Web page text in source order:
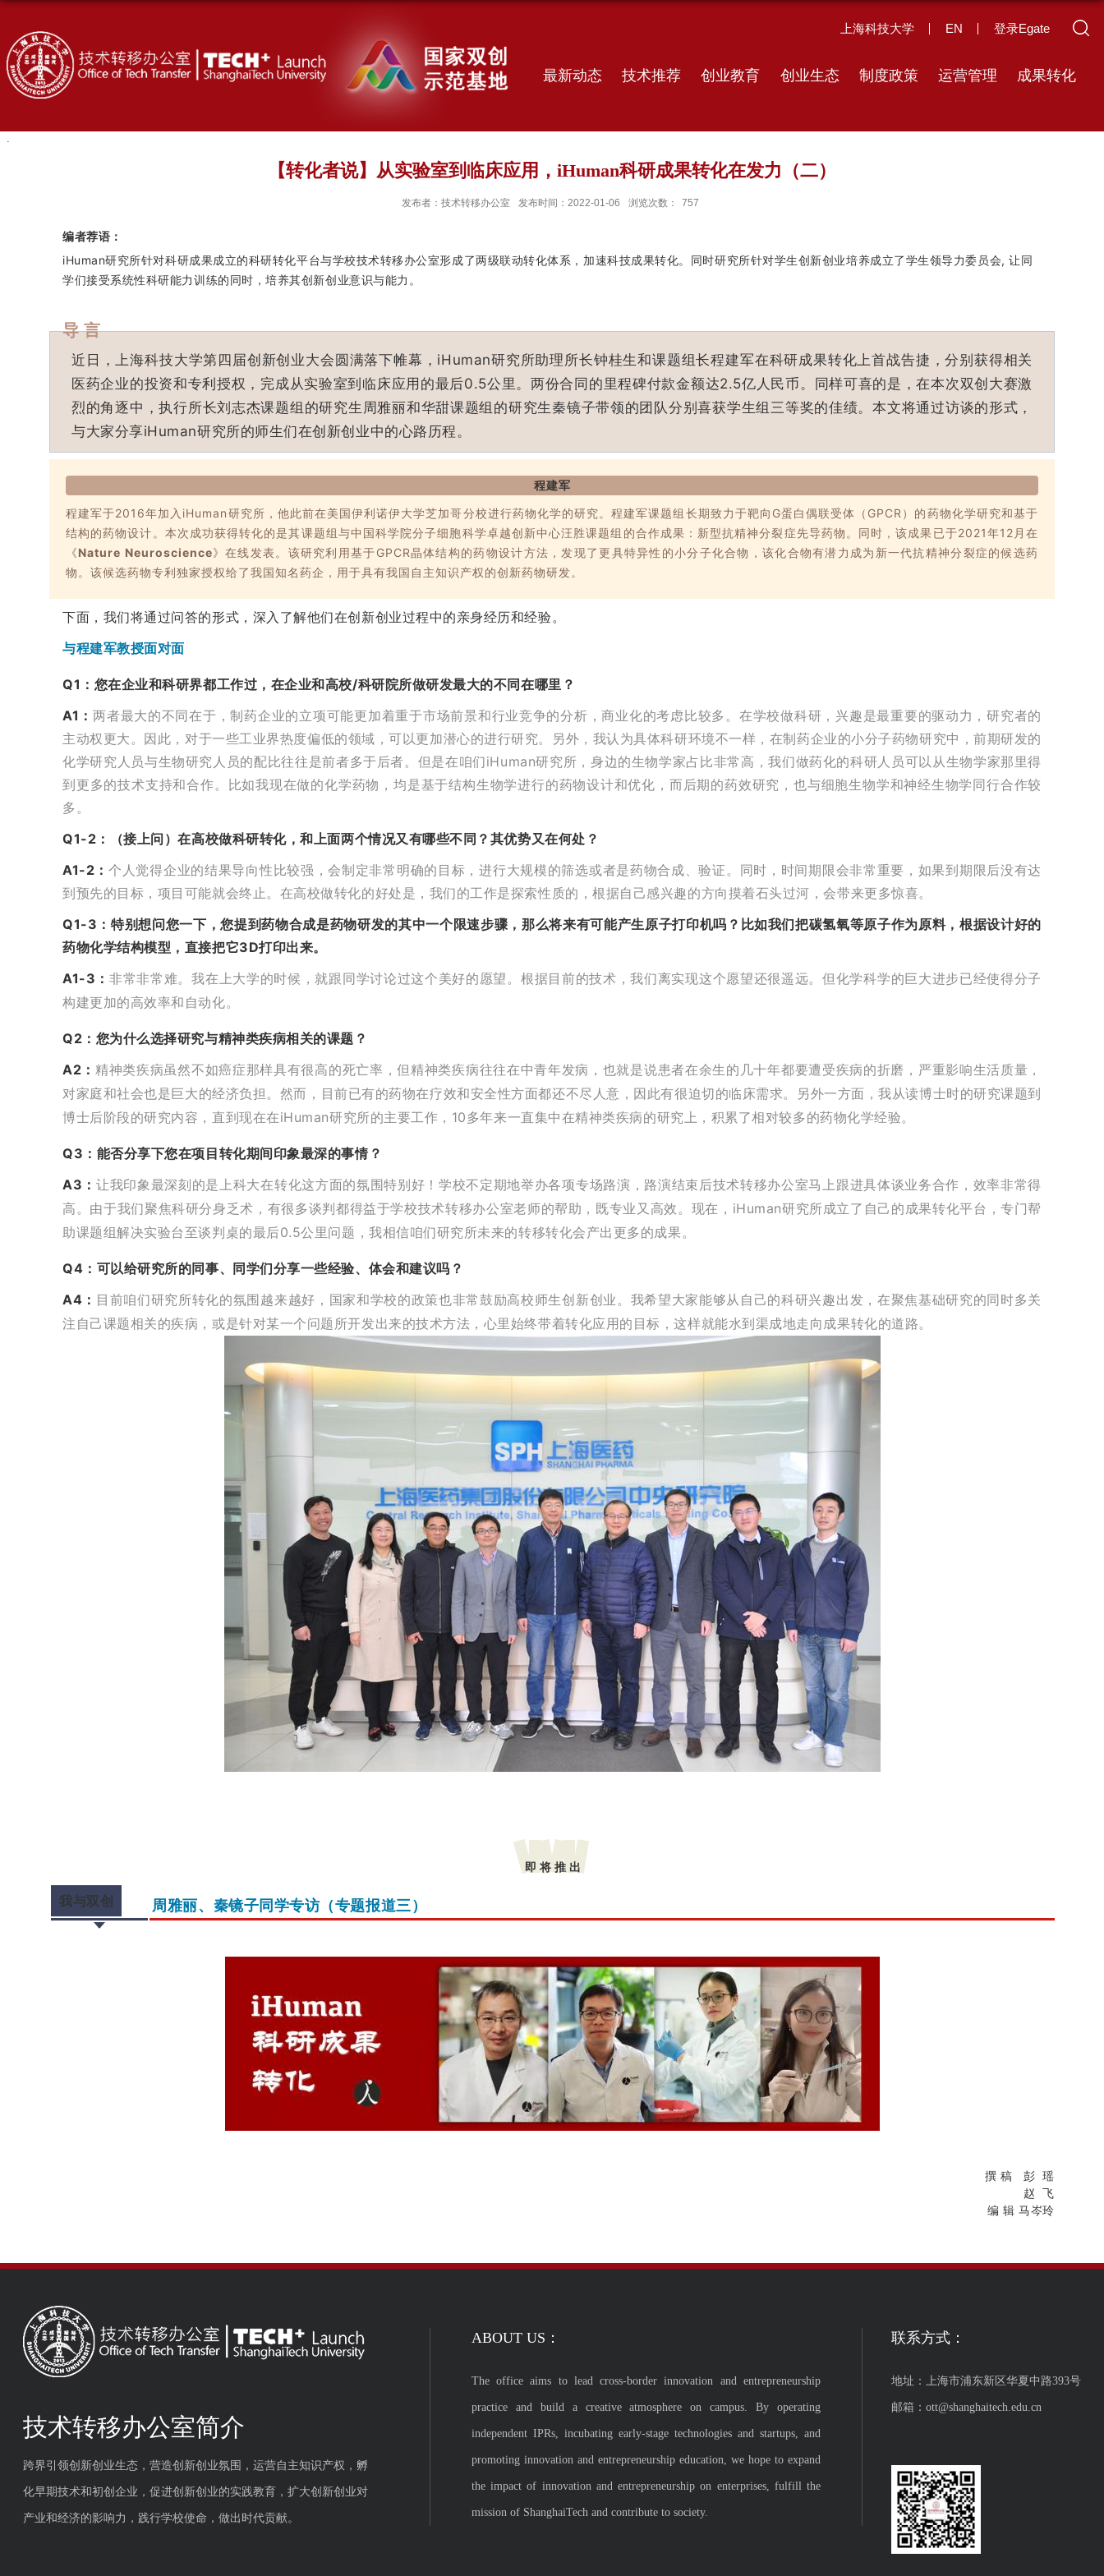
上海科技大学 EN 登录Egate
最新动态 技术推荐 创业教育 创业生态 制度政策 运营管理 成果转化
【转化者说】从实验室到临床应用，iHuman科研成果转化在发力（二）
发布者：技术转移办公室 发布时间：2022-01-06 浏览次数： 757
编者荐语：
iHuman研究所针对科研成果成立的科研转化平台与学校技术转移办公室形成了两级联动转化体系，加速科技成果转化。同时研究所针对学生创新创业培养成立了学生领导力委员会, 让同
学们接受系统性科研能力训练的同时，培养其创新创业意识与能力。
导 言
近日，上海科技大学第四届创新创业大会圆满落下帷幕，iHuman研究所助理所长钟桂生和课题组长程建军在科研成果转化上首战告捷，分别获得相关
医药企业的投资和专利授权，完成从实验室到临床应用的最后0.5公里。两份合同的里程碑付款金额达2.5亿人民币。同样可喜的是，在本次双创大赛激
烈的角逐中，执行所长刘志杰课题组的研究生周雅丽和华甜课题组的研究生秦镜子带领的团队分别喜获学生组三等奖的佳绩。本文将通过访谈的形式，
与大家分享iHuman研究所的师生们在创新创业中的心路历程。
程建军
程建军于2016年加入iHuman研究所，他此前在美国伊利诺伊大学芝加哥分校进行药物化学的研究。程建军课题组长期致力于靶向G蛋白偶联受体（GPCR）的药物化学研究和基于
结构的药物设计。本次成功获得转化的是其课题组与中国科学院分子细胞科学卓越创新中心汪胜课题组的合作成果：新型抗精神分裂症先导药物。同时，该成果已于2021年12月在
《Nature Neuroscience》在线发表。该研究利用基于GPCR晶体结构的药物设计方法，发现了更具特异性的小分子化合物，该化合物有潜力成为新一代抗精神分裂症的候选药
物。该候选药物专利独家授权给了我国知名药企，用于具有我国自主知识产权的创新药物研发。
下面，我们将通过问答的形式，深入了解他们在创新创业过程中的亲身经历和经验。
与程建军教授面对面
Q1：您在企业和科研界都工作过，在企业和高校/科研院所做研发最大的不同在哪里？
A1：两者最大的不同在于，制药企业的立项可能更加着重于市场前景和行业竞争的分析，商业化的考虑比较多。在学校做科研，兴趣是最重要的驱动力，研究者的
主动权更大。因此，对于一些工业界热度偏低的领域，可以更加潜心的进行研究。另外，我认为具体科研环境不一样，在制药企业的小分子药物研究中，前期研发的
化学研究人员与生物研究人员的配比往往是前者多于后者。但是在咱们iHuman研究所，身边的生物学家占比非常高，我们做药化的科研人员可以从生物学家那里得
到更多的技术支持和合作。比如我现在做的化学药物，均是基于结构生物学进行的药物设计和优化，而后期的药效研究，也与细胞生物学和神经生物学同行合作较
多。
Q1-2：（接上问）在高校做科研转化，和上面两个情况又有哪些不同？其优势又在何处？
A1-2：个人觉得企业的结果导向性比较强，会制定非常明确的目标，进行大规模的筛选或者是药物合成、验证。同时，时间期限会非常重要，如果到期限后没有达
到预先的目标，项目可能就会终止。在高校做转化的好处是，我们的工作是探索性质的，根据自己感兴趣的方向摸着石头过河，会带来更多惊喜。
Q1-3：特别想问您一下，您提到药物合成是药物研发的其中一个限速步骤，那么将来有可能产生原子打印机吗？比如我们把碳氢氧等原子作为原料，根据设计好的
药物化学结构模型，直接把它3D打印出来。
A1-3：非常非常难。我在上大学的时候，就跟同学讨论过这个美好的愿望。根据目前的技术，我们离实现这个愿望还很遥远。但化学科学的巨大进步已经使得分子
构建更加的高效率和自动化。
Q2：您为什么选择研究与精神类疾病相关的课题？
A2： 精神类疾病虽然不如癌症那样具有很高的死亡率，但精神类疾病往往在中青年发病，也就是说患者在余生的几十年都要遭受疾病的折磨，严重影响生活质量，
对家庭和社会也是巨大的经济负担。然而，目前已有的药物在疗效和安全性方面都还不尽人意，因此有很迫切的临床需求。另外一方面，我从读博士时的研究课题到
博士后阶段的研究内容，直到现在在iHuman研究所的主要工作，10多年来一直集中在精神类疾病的研究上，积累了相对较多的药物化学经验。
Q3：能否分享下您在项目转化期间印象最深的事情？
A3： 让我印象最深刻的是上科大在转化这方面的氛围特别好！学校不定期地举办各项专场路演，路演结束后技术转移办公室马上跟进具体谈业务合作，效率非常得
高。由于我们聚焦科研分身乏术，有很多谈判都得益于学校技术转移办公室老师的帮助，既专业又高效。现在，iHuman研究所成立了自己的成果转化平台，专门帮
助课题组解决实验台至谈判桌的最后0.5公里问题，我相信咱们研究所未来的转移转化会产出更多的成果。
Q4：可以给研究所的同事、同学们分享一些经验、体会和建议吗？
A4： 目前咱们研究所转化的氛围越来越好，国家和学校的政策也非常鼓励高校师生创新创业。我希望大家能够从自己的科研兴趣出发，在聚焦基础研究的同时多关
注自己课题相关的疾病，或是针对某一个问题所开发出来的技术方法，心里始终带着转化应用的目标，这样就能水到渠成地走向成果转化的道路。
即 将 推 出
我与双创 周雅丽、秦镜子同学专访（专题报道三）
撰 稿 彭 瑶
赵 飞
编 辑 马岑玲
技术转移办公室简介
跨界引领创新创业生态，营造创新创业氛围，运营自主知识产权，孵
化早期技术和初创企业，促进创新创业的实践教育，扩大创新创业对
产业和经济的影响力，践行学校使命，做出时代贡献。
ABOUT US：
The office aims to lead cross-border innovation and entrepreneurship
practice and build a creative atmosphere on campus. By operating
independent IPRs, incubating early-stage technologies and startups, and
promoting innovation and entrepreneurship education, we hope to expand
the impact of innovation and entrepreneurship on enterprises, fulfill the
mission of ShanghaiTech and contribute to society.
联系方式：
地址：上海市浦东新区华夏中路393号
邮箱：ott@shanghaitech.edu.cn